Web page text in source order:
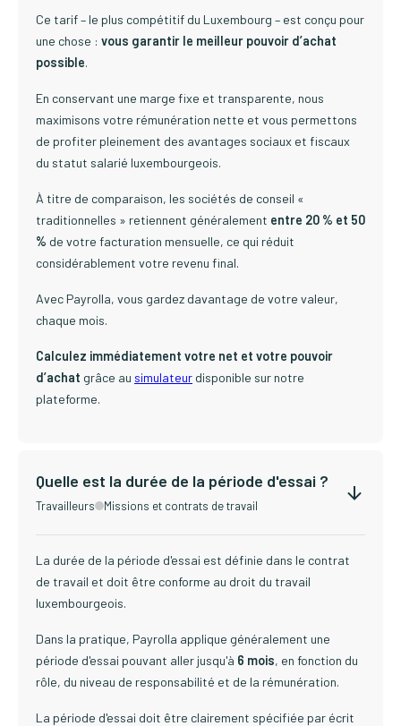
Ce tarif – le plus compétitif du Luxembourg – est conçu pour
une chose : vous garantir le meilleur pouvoir d’achat
possible.
En conservant une marge fixe et transparente, nous
maximisons votre rémunération nette et vous permettons
de profiter pleinement des avantages sociaux et fiscaux
du statut salarié luxembourgeois.
À titre de comparaison, les sociétés de conseil «
traditionnelles » retiennent généralement entre 20 % et 50
% de votre facturation mensuelle, ce qui réduit
considérablement votre revenu final.
Avec Payrolla, vous gardez davantage de votre valeur,
chaque mois.
Calculez immédiatement votre net et votre pouvoir
d’achat grâce au simulateur disponible sur notre
plateforme.
Quelle est la durée de la période d'essai ?
Travailleurs Missions et contrats de travail
La durée de la période d'essai est définie dans le contrat
de travail et doit être conforme au droit du travail
luxembourgeois.
Dans la pratique, Payrolla applique généralement une
période d'essai pouvant aller jusqu'à 6 mois, en fonction du
rôle, du niveau de responsabilité et de la rémunération.
La période d'essai doit être clairement spécifiée par écrit